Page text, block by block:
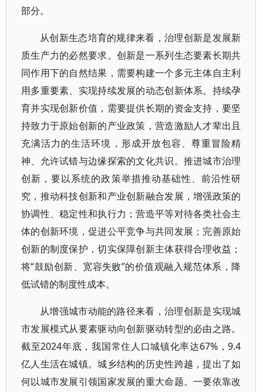
部分。
从创新生态培育的规律来看，治理创新是发展新
质生产力的必然要求。创新是一系列生态要素长期共
同作用下的自然结果，需要构建一个多元主体自主利
用多重要素、实现持续发展的动态创新体系。持续孕
育并实现创新价值，需要提供长期的资金支持，要坚
持致力于原始创新的产业政策，营造激励人才辈出且
充满活力的生活环境，形成开放包容、尊重冒险精
神、允许试错与边缘探索的文化共识。推进城市治理
创新，要以系统的政策举措推动基础性、前沿性研
究，推动科技创新和产业创新融合发展，增强政策的
协调性、稳定性和执行力；营造平等对待各类社会主
体的创新环境，促进公平竞争与共同发展；完善原始
创新的制度保护，切实保障创新主体获得合理收益；
将“鼓励创新、宽容失败”的价值观融入规范体系，降
低试错的制度性成本。
从增强城市动能的路径来看，治理创新是实现城
市发展模式从要素驱动向创新驱动转型的必由之路。
截至2024年底，我国常住人口城镇化率达67%，9.4
亿人生活在城镇。城乡结构的历史性跨越，提出了如
何以城市发展引领国家发展的重大命题。一要依靠改